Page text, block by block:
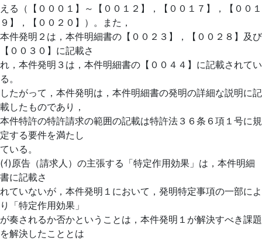
える（【０００１】～【００１２】，【００１７】，【００１
９】，【００２０】）。また，
本件発明２は，本件明細書の【００２３】，【００２８】及び
【００３０】に記載さ
れ，本件発明３は，本件明細書の【００４４】に記載されてい
る。
したがって，本件発明は，本件明細書の発明の詳細な説明に記
載したものであり，
本件特許の特許請求の範囲の記載は特許法３６条６項１号に規
定する要件を満たし
ている。
(ｲ)原告（請求人）の主張する「特定作用効果」は，本件明細
書に記載さ
れていないが，本件発明１において，発明特定事項の一部によ
り「特定作用効果」
が奏されるか否かということは，本件発明１が解決すべき課題
を解決したこととは